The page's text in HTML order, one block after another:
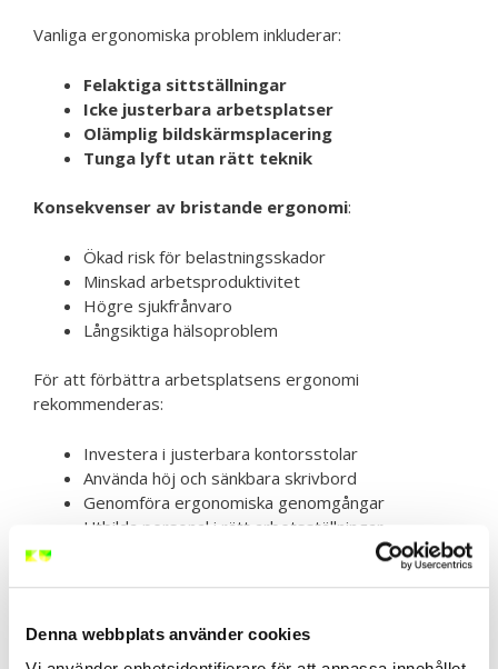
Denna webbplats använder cookies
Vanliga ergonomiska problem inkluderar:
Felaktiga sittställningar
Icke justerbara arbetsplatser
Olämplig bildskärmsplacering
Tunga lyft utan rätt teknik
Konsekvenser av bristande ergonomi:
Ökad risk för belastningsskador
Minskad arbetsproduktivitet
Högre sjukfrånvaro
Långsiktiga hälsoproblem
För att förbättra arbetsplatsens ergonomi
rekommenderas:
Investera i justerbara kontorsstolar
Använda höj och sänkbara skrivbord
Genomföra ergonomiska genomgångar
Utbilda personal i rätt arbetsställningar
Skapa individuellt anpassade arbetsplatser
medarbetares välbefinnande och organisationens
övergripande prestanda.